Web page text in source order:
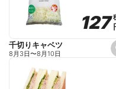
127
127
千切りキャベツ
8月3日〜8月10日